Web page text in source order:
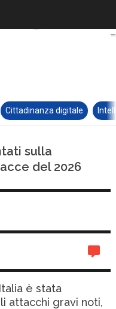
Cittadinanza digitale
sulla
del 2026
è stata
attacchi gravi noti,